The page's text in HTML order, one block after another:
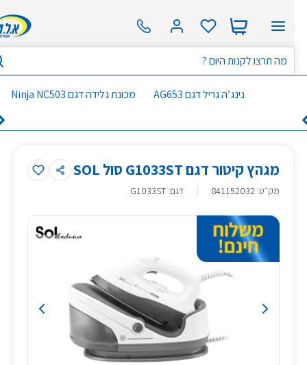
נינג’ה גריל דגם AG653 מכונת גלידה דגם Ninja NC503
מגהץ קיטור דגם G1033ST סול SOL
מק״ט:
841152032 דגם: G1033ST